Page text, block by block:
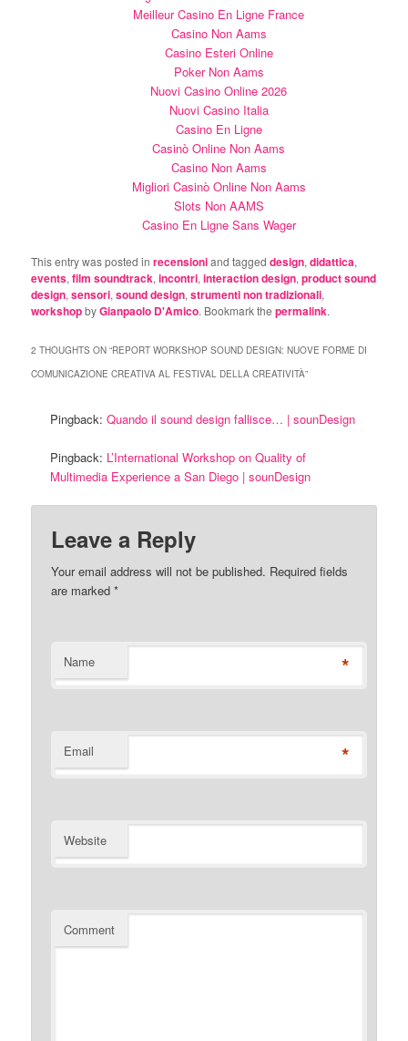
Meilleur Casino En Ligne France
Casino Non Aams
Casino Esteri Online
Poker Non Aams
Nuovi Casino Online 2026
Nuovi Casino Italia
Casino En Ligne
Casinò Online Non Aams
Casino Non Aams
Migliori Casinò Online Non Aams
Slots Non AAMS
Casino En Ligne Sans Wager
This entry was posted inrecensioniand taggeddesign,didattica,
events,film soundtrack,incontri,interaction design,product sound
design,sensori,sound design,strumenti non tradizionali,
workshopbyGianpaolo D'Amico. Bookmark thepermalink.
2 THOUGHTS ON “REPORT WORKSHOP SOUND DESIGN: NUOVE FORME DI
COMUNICAZIONE CREATIVA AL FESTIVAL DELLA CREATIVITÀ”
Pingback:Quando il sound design fallisce… | sounDesign
Pingback: L’International Workshop on Quality of
Multimedia Experience a San Diego | sounDesign
Leave a Reply
Your email address will not be published. Required fields
are marked*
Name *
Email *
Website
Comment